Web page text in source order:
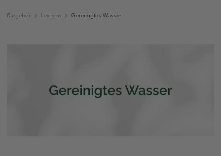
Ratgeber Lexikon Gereinigtes Wasser